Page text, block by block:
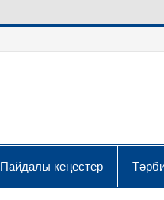
Пайдалы кеңестер